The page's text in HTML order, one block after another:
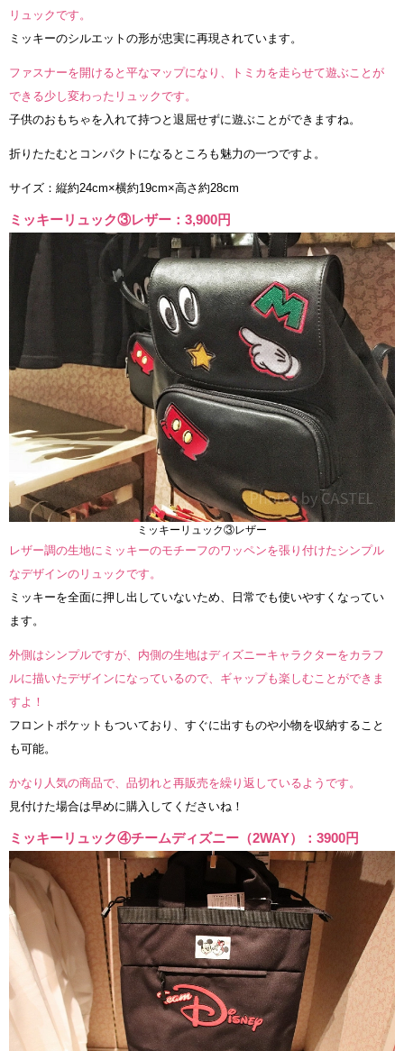
リュックです。
ミッキーのシルエットの形が忠実に再現されています。
ファスナーを開けると平なマップになり、トミカを走らせて遊ぶことが
できる少し変わったリュックです。
子供のおもちゃを入れて持つと退屈せずに遊ぶことができますね。
折りたたむとコンパクトになるところも魅力の一つですよ。
サイズ：縦約24cm×横約19cm×高さ約28cm
ミッキーリュック③レザー：3,900円
ミッキーリュック③レザー
レザー調の生地にミッキーのモチーフのワッペンを張り付けたシンプル
なデザインのリュックです。
ミッキーを全面に押し出していないため、日常でも使いやすくなってい
ます。
外側はシンプルですが、内側の生地はディズニーキャラクターをカラフ
ルに描いたデザインになっているので、ギャップも楽しむことができま
すよ！
フロントポケットもついており、すぐに出すものや小物を収納すること
も可能。
かなり人気の商品で、品切れと再販売を繰り返しているようです。
見付けた場合は早めに購入してくださいね！
ミッキーリュック④チームディズニー（2WAY）：3900円